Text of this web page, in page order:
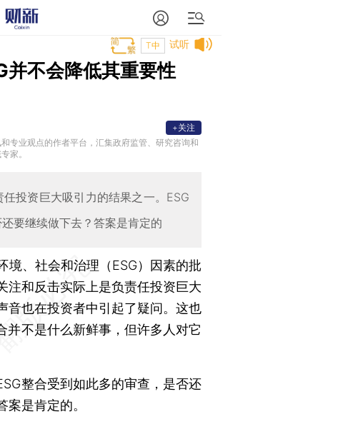
试听
T中
并不会降低其重要性
专业观点的作者平台，汇集政府监管、研究咨询和
家。
+关注
投资巨大吸引力的结果之一。ESG
要继续做下去？答案是肯定的
、社会和治理（ESG）因素的批
注和反击实际上是负责任投资巨大
音也在投资者中引起了疑问。这也
并不是什么新鲜事，但许多人对它
整合受到如此多的审查，是否还
是肯定的。